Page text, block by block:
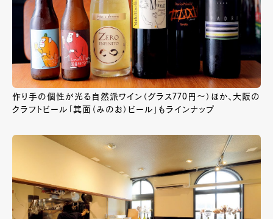
作り手の個性が光る自然派ワイン（グラス770円～）ほか、大阪の
クラフトビール「箕面（みのお）ビール」もラインナップ